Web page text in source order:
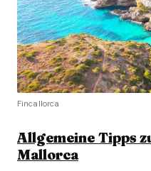
Fincallorca
Allgemeine Tipps
Mallorca